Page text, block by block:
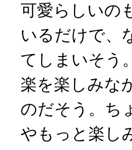
可愛らしいの
いるだけで、
てしまいそう
楽を楽しみな
のだそう。ち
やもっと楽し